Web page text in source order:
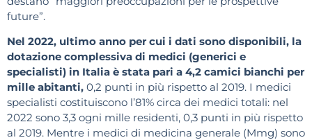
future”.
Nel 2022, ultimo anno per cui i dati sono disponibili, la
dotazione complessiva di medici (generici e
specialisti) in Italia è stata pari a 4,2 camici bianchi per
mille abitanti, 0,2 punti in più rispetto al 2019. I medici
specialisti costituiscono l’81% circa dei medici totali: nel
2022 sono 3,3 ogni mille residenti, 0,3 punti in più rispetto
al 2019. Mentre i medici di medicina generale (Mmg) sono